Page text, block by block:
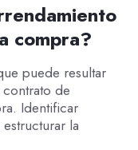
compra?
puede resultar
de
Identificar
la